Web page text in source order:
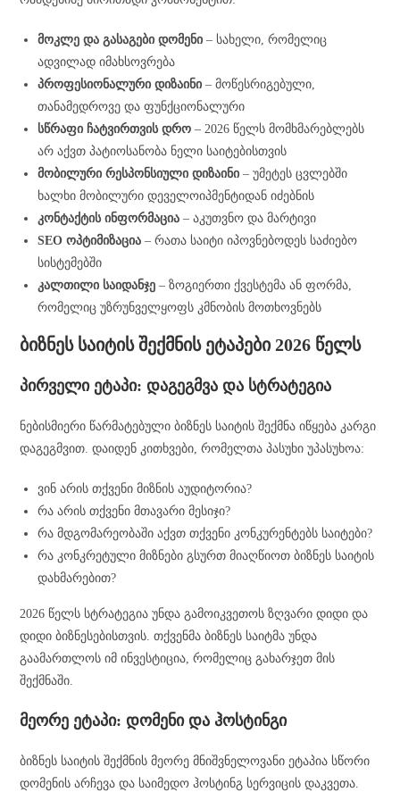
მოკლე და გასაგები დომენი – სახელი, რომელიც
ადვილად იმახსოვრება
პროფესიონალური დიზაინი – მოწესრიგებული,
თანამედროვე და ფუნქციონალური
სწრაფი ჩატვირთვის დრო – 2026 წელს მომხმარებლებს
არ აქვთ პატიოსანობა ნელი საიტებისთვის
მობილური რესპონსიული დიზაინი – უმეტეს ცვლებში
ხალხი მობილური დეველოიპმენტიდან იძებნის
კონტაქტის ინფორმაცია – აკუთვნო და მარტივი
SEO ოპტიმიზაცია – რათა საიტი იპოვნებოდეს საძიებო
სისტემებში
კალთილი საიდანჯე – ზოგიერთი ქვესტემა ან ფორმა,
რომელიც უზრუნველყოფს კმნობის მოთხოვნებს
ბიზნეს საიტის შექმნის ეტაპები 2026 წელს
პირველი ეტაპი: დაგეგმვა და სტრატეგია
ნებისმიერი წარმატებული ბიზნეს საიტის შექმნა იწყება კარგი
დაგეგმვით. დაიდენ კითხვები, რომელთა პასუხი უპასუხოა:
ვინ არის თქვენი მიზნის აუდიტორია?
რა არის თქვენი მთავარი მესიჯი?
რა მდგომარეობაში აქვთ თქვენი კონკურენტებს საიტები?
რა კონკრეტული მიზნები გსურთ მიაღწიოთ ბიზნეს საიტის
დახმარებით?
2026 წელს სტრატეგია უნდა გამოიკვეთოს ზღვარი დიდი და
დიდი ბიზნესებისთვის. თქვენმა ბიზნეს საიტმა უნდა
გაამართლოს იმ ინვესტიცია, რომელიც გახარჯეთ მის
შექმნაში.
მეორე ეტაპი: დომენი და ჰოსტინგი
ბიზნეს საიტის შექმნის მეორე მნიშვნელოვანი ეტაპია სწორი
დომენის არჩევა და საიმედო ჰოსტინგ სერვიცის დაკვეთა.